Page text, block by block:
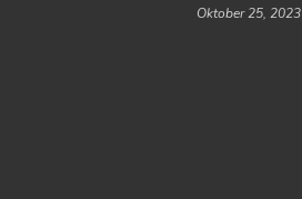
Oktober 25, 2023